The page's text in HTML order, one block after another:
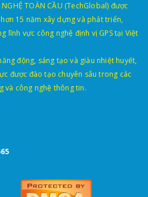
TOÀN CẦU (TechGlobal) được
15 năm xây dựng và phát triển,
lĩnh vực công nghệ định vị GPS tại Việt
động, sáng tạo và giàu nhiệt huyết,
được đào tạo chuyên sâu trong các
và công nghệ thông tin.